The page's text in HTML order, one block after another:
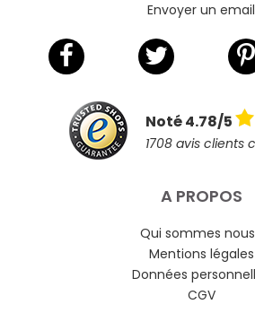
Envoyer un email
Noté 4.78/5
1708 avis clients
A PROPOS
Qui sommes
Mentions légales
Données
CGV